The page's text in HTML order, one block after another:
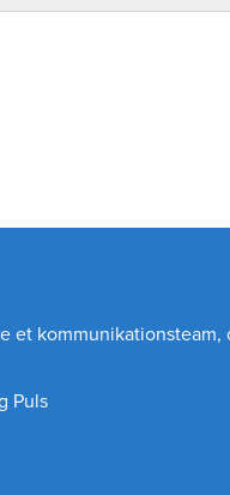
kommunikationsteam,
Puls